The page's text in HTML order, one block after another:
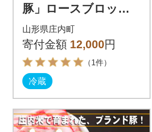
豚」ロースブロッ
ク 1kg
山形県庄内町
寄付金額 12,000円
（1件）
冷蔵